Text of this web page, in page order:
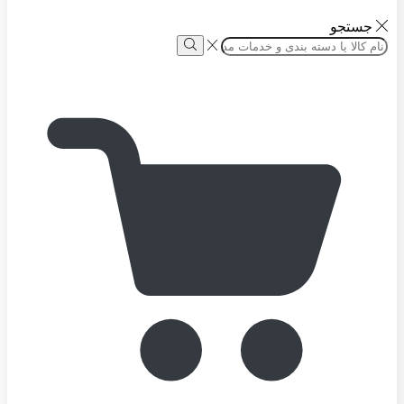
جستجو
Search
input
Search